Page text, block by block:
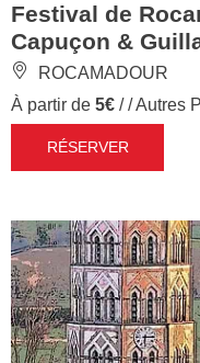
Festival de
Capuçon &
ROCAMADOUR
À partir de 5€ / / Autres
RÉSERVER